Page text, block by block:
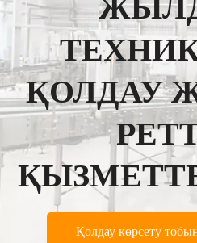
ҚОЛДАУ
Қолдау көрсету